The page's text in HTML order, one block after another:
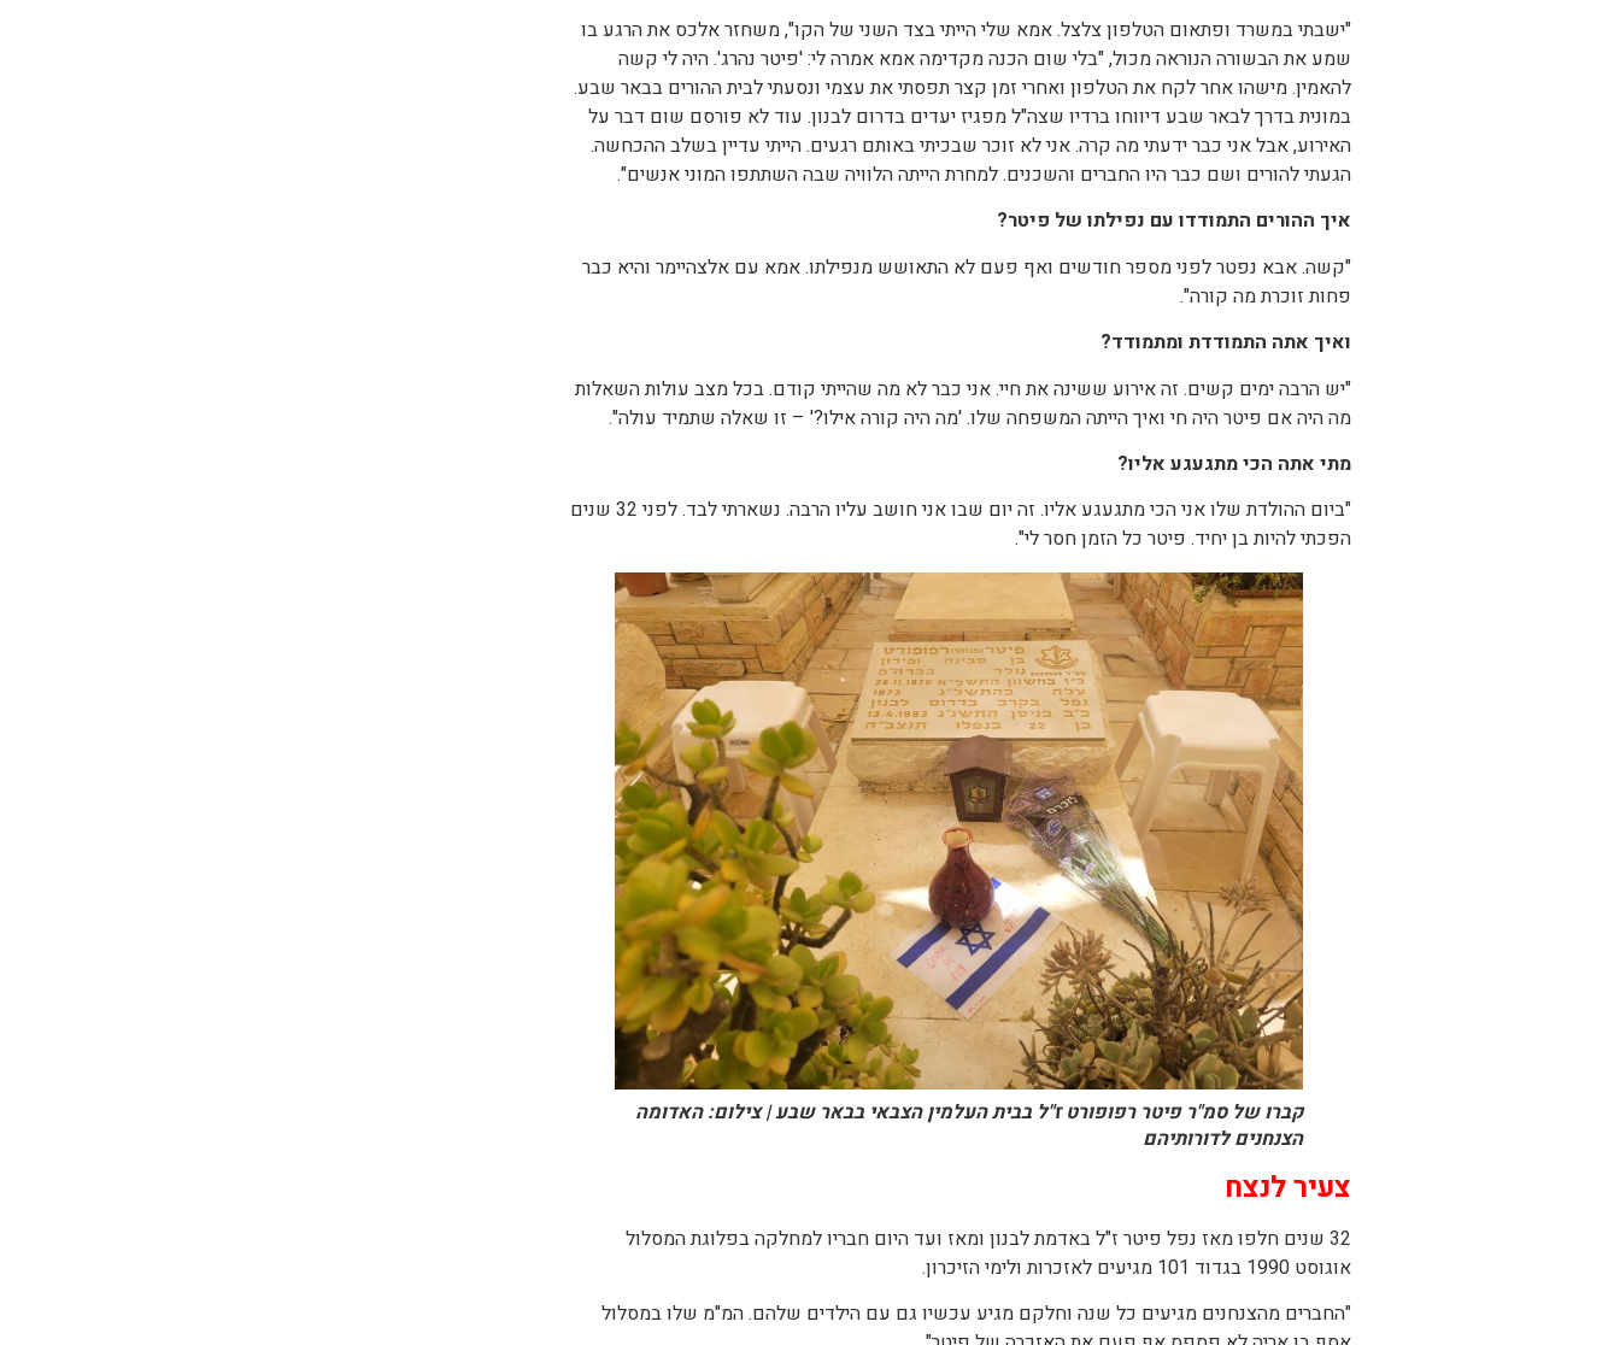
"ישבתי במשרד ופתאום הטלפון צלצל. אמא שלי הייתי בצד השני של הקו", משחזר אלכס את הרגע בו
שמע את הבשורה הנוראה מכול, "בלי שום הכנה מקדימה אמא אמרה לי: 'פיטר נהרג'. היה לי קשה
להאמין. מישהו אחר לקח את הטלפון ואחרי זמן קצר תפסתי את עצמי ונסעתי לבית ההורים בבאר שבע.
במונית בדרך לבאר שבע דיווחו ברדיו שצה"ל מפגיז יעדים בדרום לבנון. עוד לא פורסם שום דבר על
האירוע, אבל אני כבר ידעתי מה קרה. אני לא זוכר שבכיתי באותם רגעים. הייתי עדיין בשלב ההכחשה.
הגעתי להורים ושם כבר היו החברים והשכנים. למחרת הייתה הלוויה שבה השתתפו המוני אנשים".
איך ההורים התמודדו עם נפילתו של פיטר?
"קשה. אבא נפטר לפני מספר חודשים ואף פעם לא התאושש מנפילתו. אמא עם אלצהיימר והיא כבר
פחות זוכרת מה קורה".
ואיך אתה התמודדת ומתמודד?
"יש הרבה ימים קשים. זה אירוע ששינה את חיי. אני כבר לא מה שהייתי קודם. בכל מצב עולות השאלות
מה היה אם פיטר היה חי ואיך הייתה המשפחה שלו. 'מה היה קורה אילו?' – זו שאלה שתמיד עולה".
מתי אתה הכי מתגעגע אליו?
"ביום ההולדת שלו אני הכי מתגעגע אליו. זה יום שבו אני חושב עליו הרבה. נשארתי לבד. לפני 32 שנים
הפכתי להיות בן יחיד. פיטר כל הזמן חסר לי".
קברו של סמ"ר פיטר רפופורט ז"ל בבית העלמין הצבאי בבאר שבע | צילום: האדומה
הצנחנים לדורותיהם
צעיר לנצח
32 שנים חלפו מאז נפל פיטר ז"ל באדמת לבנון ומאז ועד היום חבריו למחלקה בפלוגת המסלול
אוגוסט 1990 בגדוד 101 מגיעים לאזכרות ולימי הזיכרון.
"החברים מהצנחנים מגיעים כל שנה וחלקם מגיע עכשיו גם עם הילדים שלהם. המ"מ שלו במסלול